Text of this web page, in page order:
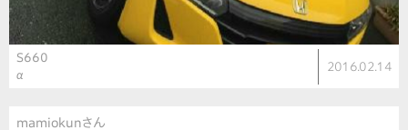
S660
α
2016.02.14
mamiokunさん